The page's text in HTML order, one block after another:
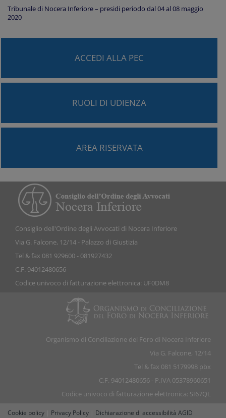
Tribunale di Nocera Inferiore – presidi periodo dal 04 al 08 maggio
2020
ACCEDI ALLA PEC
RUOLI DI UDIENZA
AREA RISERVATA
Consiglio dell'Ordine degli Avvocati di Nocera Inferiore
Via G. Falcone, 12/14 - Palazzo di Giustizia
Tel & fax 081 929600 - 081927432
C.F. 94012480656
Codice univoco di fatturazione elettronica: UF0DM8
Organismo di Conciliazione del Foro di Nocera Inferiore
Via G. Falcone, 12/14
Tel & fax 081 5179998 pbx
C.F. 94012480656 - P.IVA 05378960651
Codice univoco di fatturazione elettronica: SI67QL
Cookie policy Privacy Policy Dichiarazione di accessibilità AGID